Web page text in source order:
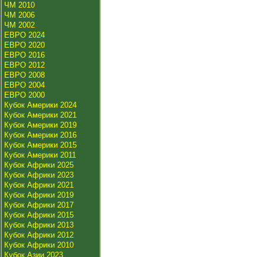
ЧМ 2010
ЧМ 2006
ЧМ 2002
ЕВРО 2024
ЕВРО 2020
ЕВРО 2016
ЕВРО 2012
ЕВРО 2008
ЕВРО 2004
ЕВРО 2000
Кубок Америки 2024
Кубок Америки 2021
Кубок Америки 2019
Кубок Америки 2016
Кубок Америки 2015
Кубок Америки 2011
Кубок Африки 2025
Кубок Африки 2023
Кубок Африки 2021
Кубок Африки 2019
Кубок Африки 2017
Кубок Африки 2015
Кубок Африки 2013
Кубок Африки 2012
Кубок Африки 2010
Кубок Азии 2023